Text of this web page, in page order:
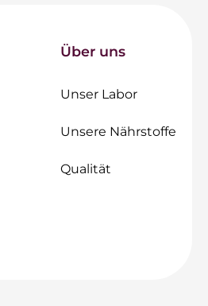
Über uns
Unser Labor
Unsere Nährstoffe
Qualität